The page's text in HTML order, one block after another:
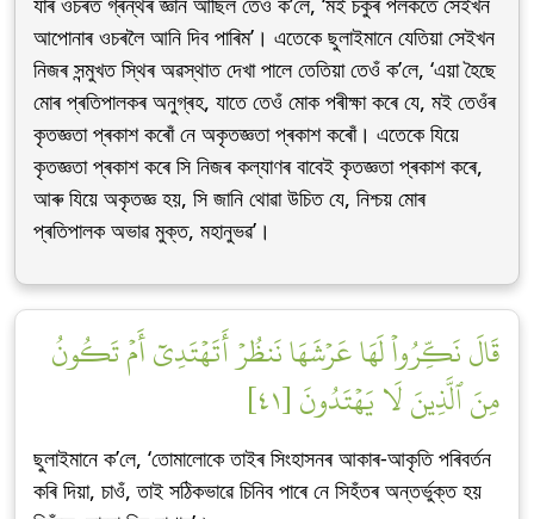
আপোনাৰ ওচৰলৈ আনি দিব পাৰিম’। এতেকে ছুলাইমানে যেতিয়া সেইখন
নিজৰ সন্মুখত স্থিৰ অৱস্থাত দেখা পালে তেতিয়া তেওঁ ক’লে, ‘এয়া হৈছে
মোৰ প্ৰতিপালকৰ অনুগ্ৰহ, যাতে তেওঁ মোক পৰীক্ষা কৰে যে, মই তেওঁৰ
কৃতজ্ঞতা প্ৰকাশ কৰোঁ নে অকৃতজ্ঞতা প্ৰকাশ কৰোঁ। এতেকে যিয়ে
কৃতজ্ঞতা প্ৰকাশ কৰে সি নিজৰ কল্যাণৰ বাবেই কৃতজ্ঞতা প্ৰকাশ কৰে,
আৰু যিয়ে অকৃতজ্ঞ হয়, সি জানি থোৱা উচিত যে, নিশ্চয় মোৰ
প্ৰতিপালক অভাৱ মুক্ত, মহানুভৱ’।
قَالَ نَكِّرُواْ لَهَا عَرۡشَهَا نَنظُرۡ أَتَهۡتَدِيٓ أَمۡ تَكُونُ
مِنَ ٱلَّذِينَ لَا يَهۡتَدُونَ [٤١]
ছুলাইমানে ক’লে, ‘তোমালোকে তাইৰ সিংহাসনৰ আকাৰ-আকৃতি পৰিবৰ্তন
কৰি দিয়া, চাওঁ, তাই সঠিকভাৱে চিনিব পাৰে নে সিহঁতৰ অন্তৰ্ভুক্ত হয়